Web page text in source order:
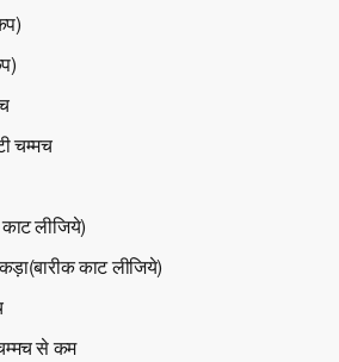
चम्मच
काट लीजिये)
काट लीजिये)
से कम